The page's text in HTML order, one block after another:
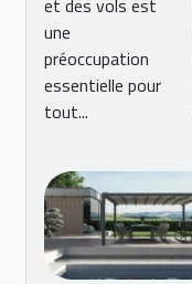
et des vols est
une
préoccupation
essentielle pour
tout...